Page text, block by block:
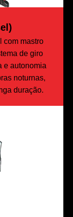
com mastro
de giro
e autonomia
noturnas,
duração.